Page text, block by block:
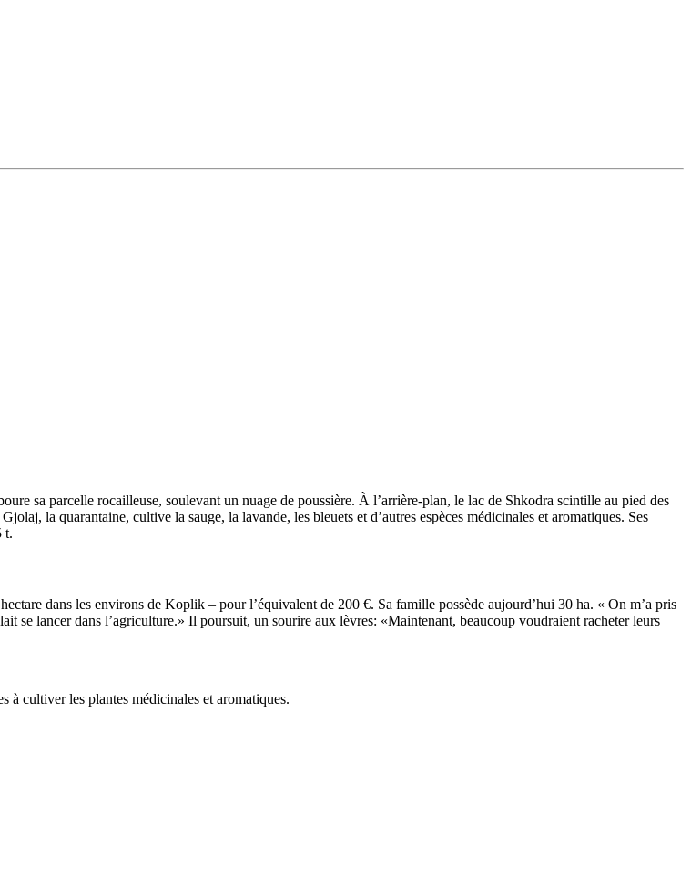
sa parcelle rocailleuse, soule­vant un nuage de pous­sière. À l’arrière-plan, le lac de Shkodra scin­tille au pied des
la quaran­taine, cultive la sauge, la lavande, les bleuets et d’autres espèces médi­ci­nales et aroma­tiques. Ses
­t.
dans les envi­rons de Koplik – pour l’équivalent de 200 ­€. Sa famille possède aujourd’hui 30 ­ha. « On m’a pris
se lancer dans l’agriculture.­» Il pour­suit, un sourire aux lèvres­: «­Main­te­nant, beau­coup voudraient racheter leurs
à cultiver les plantes médi­ci­nales et aroma­tiques.